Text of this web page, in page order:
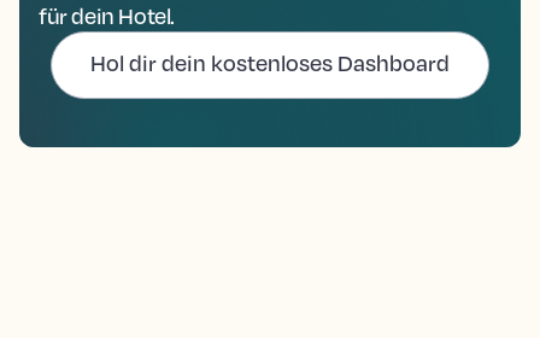
für dein Hotel.
Hol dir dein kostenloses Dashboard